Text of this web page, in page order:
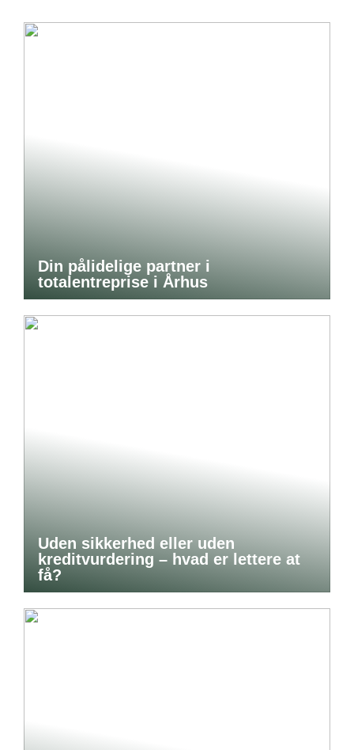
Din pålidelige partner i
totalentreprise i Århus
Uden sikkerhed eller uden
kreditvurdering – hvad er lettere at
få?